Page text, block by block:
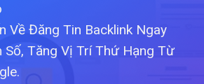
Về Đăng Tin Backlink Ngay
Số, Tăng Vị Trí Thứ Hạng Từ